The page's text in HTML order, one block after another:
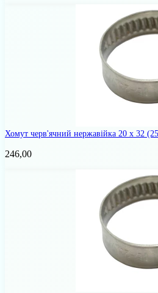
Хомут черв'ячний нержавійка 20 х 32
246,00